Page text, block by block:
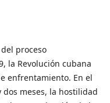
proceso
la Revolución cubana
enfrentamiento. En el
meses, la hostilidad